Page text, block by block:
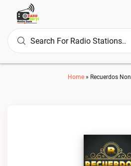
Home » Recuerdos